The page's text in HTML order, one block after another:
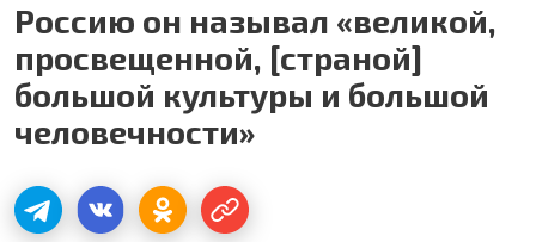
Россию он называл «великой,
просвещенной, [страной]
большой культуры и большой
человечности»